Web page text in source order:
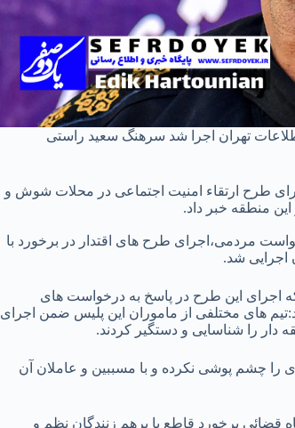
تهران اجرا شد سرهنگ سعید راستی
طرح ارتقاء امنیت اجتماعی در محلات شوش و
مردمی،اجرای طرح های اقتدار در برخورد با
اجرایی شد.
اجرای این طرح در پاسخ به درخواست های
های مختلفی از ماموران این پلیس ضمن اجرای
چشم پوشی نکرده و با مسببین و عاملان آن
قضائی برخورد قاطع با برهم زنندگان نظم و